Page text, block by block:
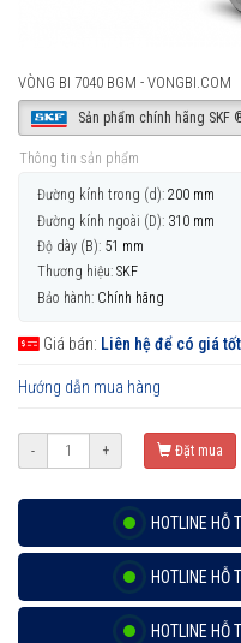
VÒNG BI 7040 BGM - VONGBI.COM
Sản phẩm chính hãng SKF
Thông tin sản phẩm
Đường kính trong (d): 200 mm
Đường kính ngoài (D): 310 mm
Độ dày (B): 51 mm
Thương hiệu: SKF
Bảo hành: Chính hãng
Giá bán: Liên hệ để có giá
Hướng dẫn mua hàng
- + Đặt mua
HOTLINE HỖ
HOTLINE HỖ
HOTLINE HỖ